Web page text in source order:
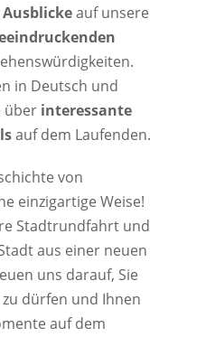
auf unsere
in Deutsch und
über interessante
auf dem Laufenden.
von
einzigartige Weise!
Stadtrundfahrt und
aus einer neuen
uns darauf, Sie
dürfen und Ihnen
auf dem